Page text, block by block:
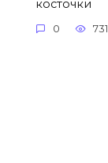
косточки
0 731